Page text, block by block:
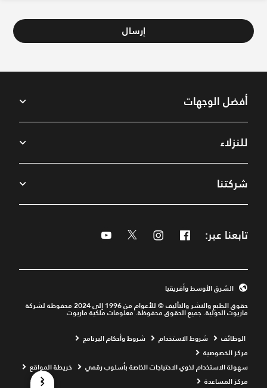
إرسال
أفضل الوجهات
للنزلاء
شركتنا
تابعنا عبر: Facebook
Instagram
Twitter
حقوق الطبع والنشر والتأليف © للأعوام من 1996 إلى 2024 محفوظة لشركة
ماريوت الدولية. جميع الحقوق محفوظة. معلومات ملكية ماريوت
الشرق الأوسط وأفريقيا
الوظائف Opens a new window
شروط الاستخدام Opens a new window
شروط وأحكام البرنامج
مركز الخصوصية
سهولة الاستخدام لذوي الاحتياجات الخاصة بأسلوب رقمي a new window
خريطة المواقع
Opens a new window
مركز المساعدة